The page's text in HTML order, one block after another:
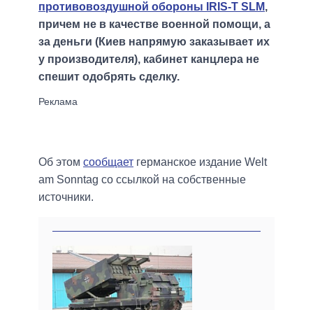
противовоздушной обороны IRIS-T SLM,
причем не в качестве военной помощи, а
за деньги (Киев напрямую заказывает их
у производителя), кабинет канцлера не
спешит одобрять сделку.
Об этом сообщает германское издание Welt
am Sonntag со ссылкой на собственные
источники.